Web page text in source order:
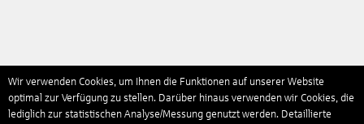
Wir verwenden Cookies, um Ihnen die Funktionen auf unserer Website
optimal zur Verfügung zu stellen. Darüber hinaus verwenden wir Cookies, die
lediglich zur statistischen Analyse/Messung genutzt werden. Detaillierte